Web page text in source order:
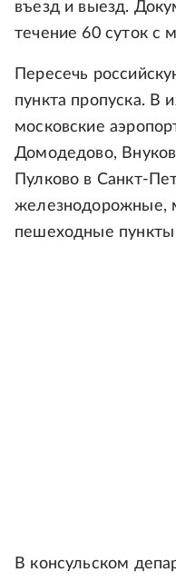
въезд и выезд.
течение 60 суток с
Пересечь
пункта пропуска. В
московские
Домодедово,
Пулково в Санкт-
железнодорожные,
пешеходные пункты
В консульском